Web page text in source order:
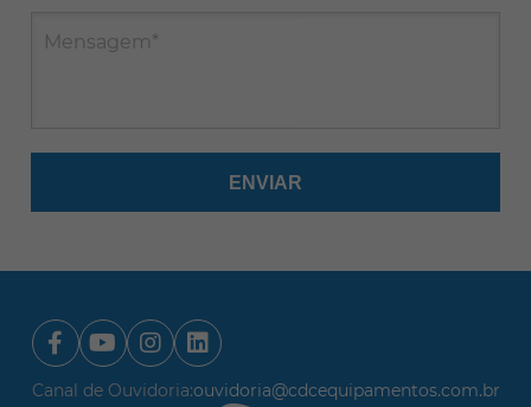
Mensagem*
Canal de Ouvidoria:ouvidoria@cdcequipamentos.com.br